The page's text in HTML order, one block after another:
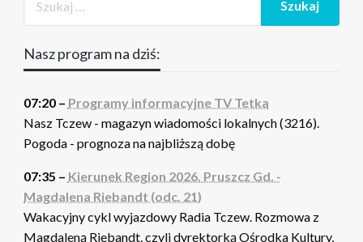
Nasz program na dziś:
07:20 – Programy informacyjne TV Tetka
Nasz Tczew - magazyn wiadomości lokalnych (3216).
Pogoda - prognoza na najbliższą dobę
07:35 – Kierunek Region 2026. Pruszcz Gd. -
Magdalena Riebandt (odc. 21)
Wakacyjny cykl wyjazdowy Radia Tczew. Rozmowa z
Magdaleną Riebandt, czyli dyrektorką Ośrodka Kultury,